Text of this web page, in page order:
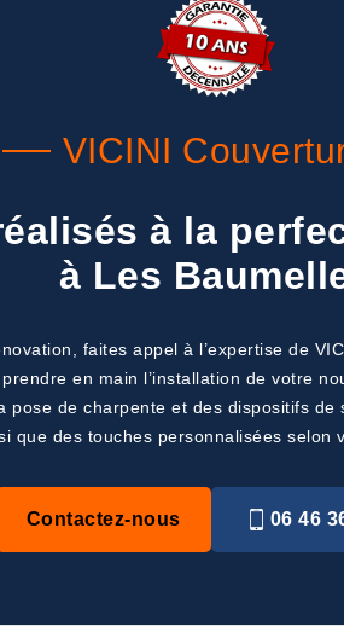
VICINI
à la
à Les
faites appel à l’expertise de
en main l’installation de votre
de charpente et des dispositifs
que des touches personnalisées selon
Contactez-nous 06 46